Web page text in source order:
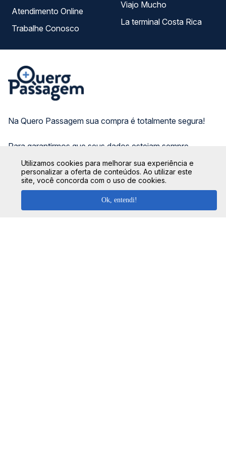
Na Quero Passagem sua compra é totalmente segura!
Para garantirmos que seus dados estejam sempre
cartão de crédito utilizado, seguindo os protocolos de
criptografia e de segurança das principais instituições
bancárias do Brasil.
Atendimento Online
Trabalhe Conosco
Viajo Mucho
La terminal Costa Rica
CONHEÇA O GRUPO QP:
Utilizamos cookies para melhorar sua experiência e
personalizar a oferta de conteúdos. Ao utilizar este
site, você concorda com o uso de cookies.
Ok, entendi!